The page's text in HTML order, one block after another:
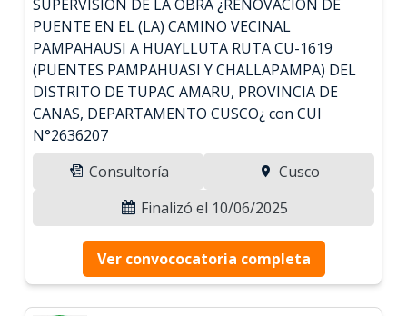
SUPERVISION DE LA OBRA ¿RENOVACION DE
PUENTE EN EL (LA) CAMINO VECINAL
PAMPAHAUSI A HUAYLLUTA RUTA CU-1619
(PUENTES PAMPAHUASI Y CHALLAPAMPA) DEL
DISTRITO DE TUPAC AMARU, PROVINCIA DE
CANAS, DEPARTAMENTO CUSCO¿ con CUI
N°2636207
Consultoría
Cusco
Finalizó el 10/06/2025
Ver convococatoria completa